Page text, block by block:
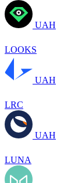
UAH
LOOKS
UAH
LRC
UAH
LUNA